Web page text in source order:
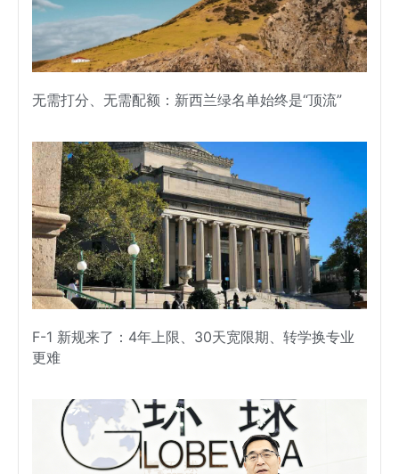
无需打分、无需配额：新西兰绿名单始终是“顶流”
F-1 新规来了：4年上限、30天宽限期、转学换专业
更难